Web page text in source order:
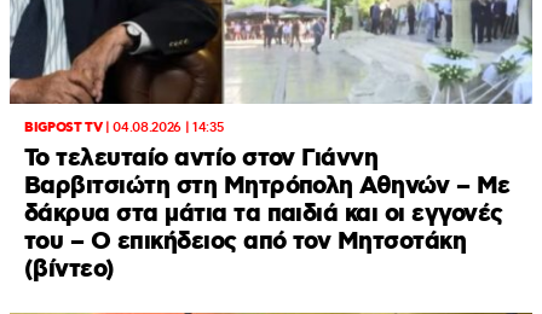
BIGPOST TV|04.08.2026 | 14:35
Το τελευταίο αντίο στον Γιάννη
Βαρβιτσιώτη στη Μητρόπολη Αθηνών – Με
δάκρυα στα μάτια τα παιδιά και οι εγγονές
του – Ο επικήδειος από τον Μητσοτάκη
(βίντεο)